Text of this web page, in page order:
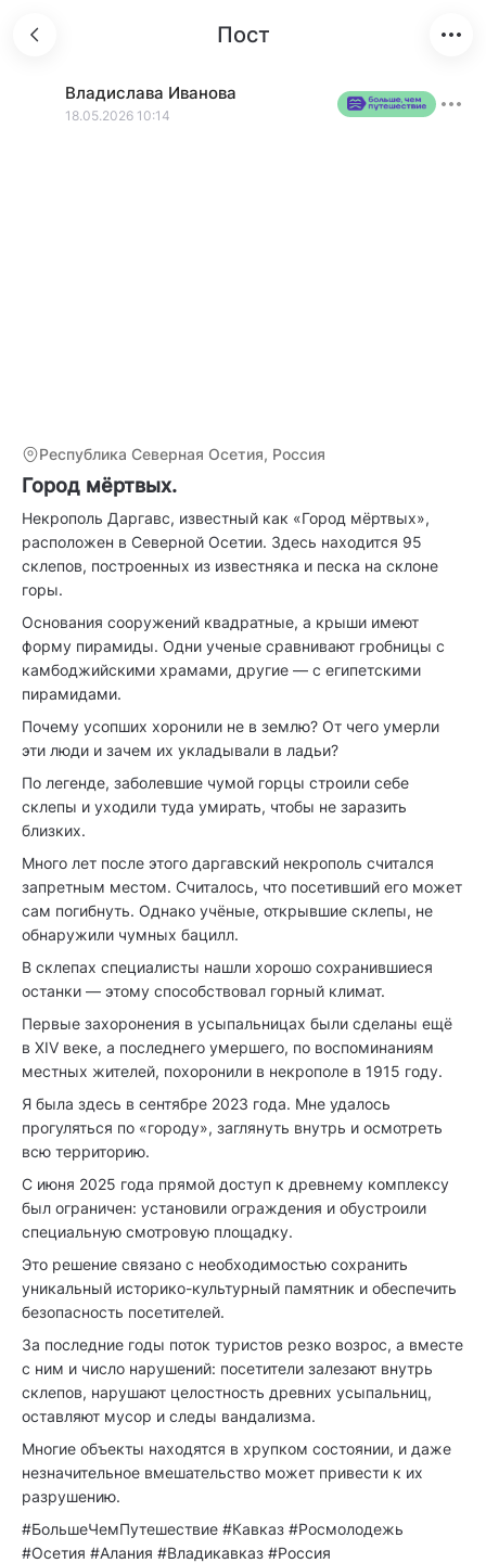
Пост
Владислава Иванова
18.05.2026 10:14
Республика Северная Осетия, Россия
Город мёртвых.
Некрополь Даргавс, известный как «Город мёртвых»,
расположен в Северной Осетии. Здесь находится 95
склепов, построенных из известняка и песка на склоне
горы.
Основания сооружений квадратные, а крыши имеют
форму пирамиды. Одни ученые сравнивают гробницы с
камбоджийскими храмами, другие — с египетскими
пирамидами.
Почему усопших хоронили не в землю? От чего умерли
эти люди и зачем их укладывали в ладьи?
По легенде, заболевшие чумой горцы строили себе
склепы и уходили туда умирать, чтобы не заразить
близких.
Много лет после этого даргавский некрополь считался
запретным местом. Считалось, что посетивший его может
сам погибнуть. Однако учёные, открывшие склепы, не
обнаружили чумных бацилл.
В склепах специалисты нашли хорошо сохранившиеся
останки — этому способствовал горный климат.
Первые захоронения в усыпальницах были сделаны ещё
в XIV веке, а последнего умершего, по воспоминаниям
местных жителей, похоронили в некрополе в 1915 году.
Я была здесь в сентябре 2023 года. Мне удалось
прогуляться по «городу», заглянуть внутрь и осмотреть
всю территорию.
С июня 2025 года прямой доступ к древнему комплексу
был ограничен: установили ограждения и обустроили
специальную смотровую площадку.
Это решение связано с необходимостью сохранить
уникальный историко-культурный памятник и обеспечить
безопасность посетителей.
За последние годы поток туристов резко возрос, а вместе
с ним и число нарушений: посетители залезают внутрь
склепов, нарушают целостность древних усыпальниц,
оставляют мусор и следы вандализма.
Многие объекты находятся в хрупком состоянии, и даже
незначительное вмешательство может привести к их
разрушению.
#БольшеЧемПутешествие #Кавказ #Росмолодежь
#Осетия #Алания #Владикавказ #Россия